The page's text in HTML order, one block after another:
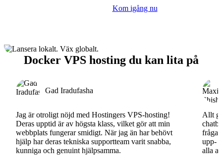
Kom igång nu
Docker VPS hosting du kan lita på
Gad Iradufasha
Jag är otroligt nöjd med Hostingers VPS-hosting!
Deras upptid är av högsta klass, vilket gör att min
webbplats fungerar smidigt. När jag än har behövt
hjälp har deras tekniska supportteam varit snabba,
kunniga och genuint hjälpsamma.
Allt
fråga.
upp-
alla